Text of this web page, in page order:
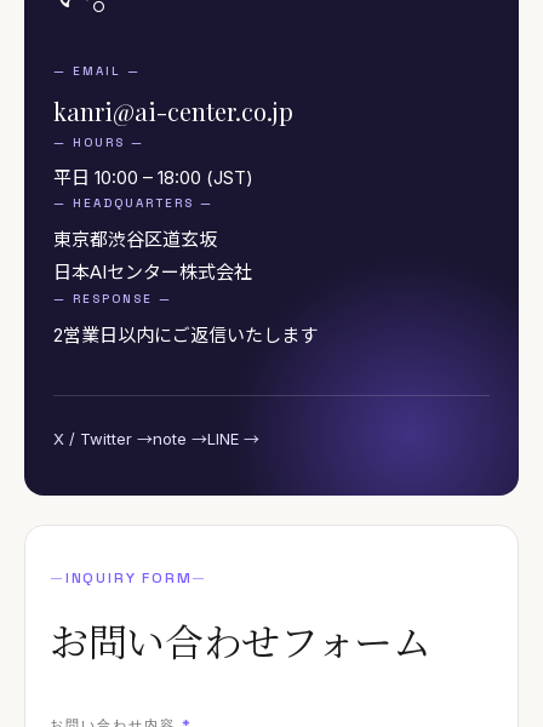
— EMAIL —
kanri@ai-center.co.jp
— HOURS —
平日 10:00 – 18:00 (JST)
— HEADQUARTERS —
東京都渋谷区道玄坂
日本AIセンター株式会社
— RESPONSE —
2営業日以内にご返信いたします
X / Twitter →note →LINE →
—INQUIRY FORM—
お問い合わせフォーム